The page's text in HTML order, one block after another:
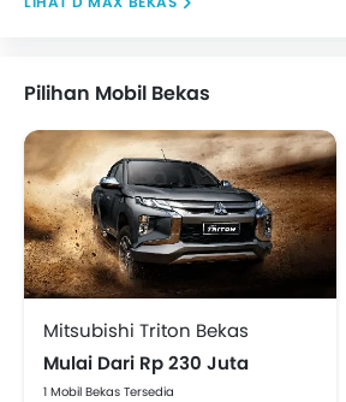
Pilihan Mobil Bekas
Mitsubishi Triton Bekas
Mulai Dari Rp 230 Juta
1 Mobil Bekas Tersedia